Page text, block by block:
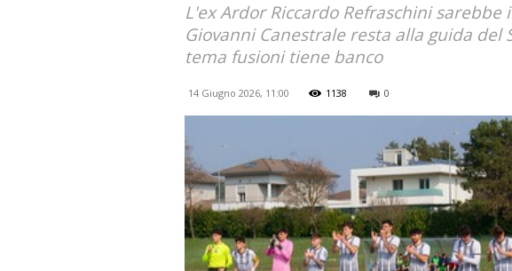
L'ex Ardor Riccardo Refraschini
Giovanni Canestrale resta alla guida del
tema fusioni tiene banco
14 Giugno 2026, 11:00 1138 0